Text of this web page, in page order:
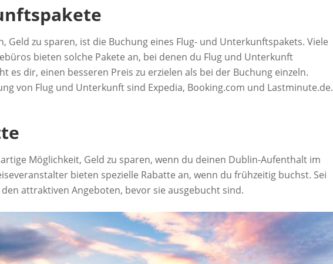
Geld zu sparen, ist die Buchung eines Flug- und Unterkunftspakets. Viele
bieten solche Pakete an, bei denen du Flug und Unterkunft
es dir, einen besseren Preis zu erzielen als bei der Buchung einzeln.
von Flug und Unterkunft sind Expedia, Booking.com und Lastminute.de.
Möglichkeit, Geld zu sparen, wenn du deinen Dublin-Aufenthalt im
bieten spezielle Rabatte an, wenn du frühzeitig buchst. Sei
attraktiven Angeboten, bevor sie ausgebucht sind.